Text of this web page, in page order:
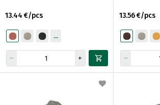
13.44 €/pcs 13.56 €/pcs